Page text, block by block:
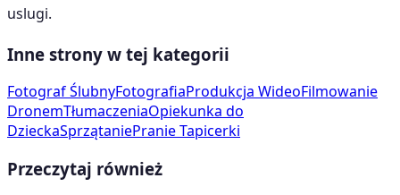
uslugi.
Inne strony w tej kategorii
Fotograf ŚlubnyFotografiaProdukcja WideoFilmowanie
DronemTłumaczeniaOpiekunka do
DzieckaSprzątaniePranie Tapicerki
Przeczytaj również